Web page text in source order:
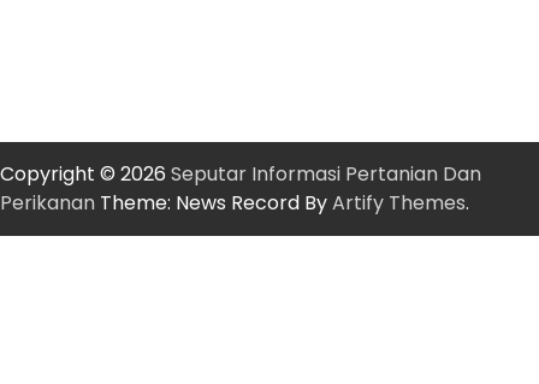
Copyright © 2026 Seputar Informasi Pertanian Dan
Perikanan Theme: News Record ByArtify Themes.